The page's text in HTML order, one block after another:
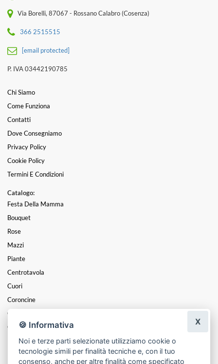
Via Borelli, 87067 - Rossano Calabro (Cosenza)
366 2515515
[email protected]
P. IVA 03442190785
Chi Siamo
Come Funziona
Contatti
Dove Consegniamo
Privacy Policy
Cookie Policy
Termini E Condizioni
Catalogo:
Festa Della Mamma
Bouquet
Rose
Mazzi
Piante
Centrotavola
Cuori
Coroncine
Composizioni
Cesti
Funebre
Natale
🍪 Informativa
Noi e terze parti selezionate utilizziamo cookie o
tecnologie simili per finalità tecniche e, con il tuo
consenso, anche per altre finalità come specificato
X